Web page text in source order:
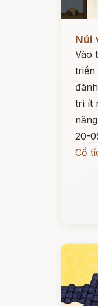
Núi
Vào
triền
trì ít
20-
Cổ